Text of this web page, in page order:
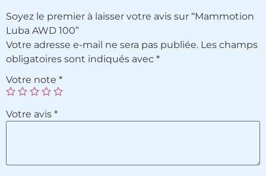
Soyez le premier à laisser votre avis sur “Mammotion
Luba AWD 100”
Votre adresse e-mail ne sera pas publiée. Les champs
obligatoires sont indiqués avec *
Votre note *
Votre avis *